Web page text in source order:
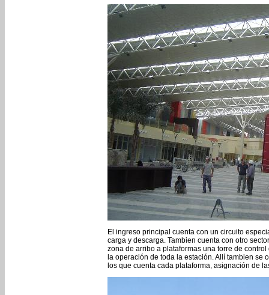
El ingreso principal cuenta con un circuito
carga y descarga. Tambien cuenta con otro
zona de arribo a plataformas una torre de
la operación de toda la estación. Allí tambien se
los que cuenta cada plataforma, asignación de